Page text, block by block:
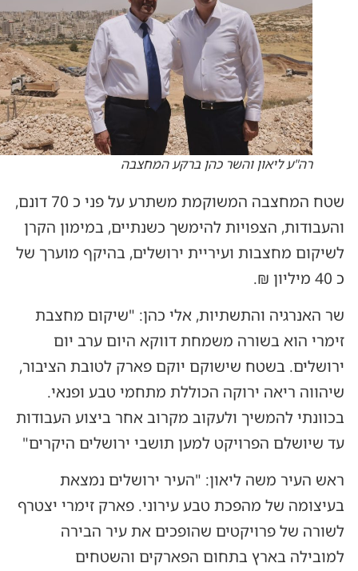
רה"ע ליאון והשר כהן ברקע המחצבה
שטח המחצבה המשוקמת משתרע על פני כ 70 דונם,
והעבודות, הצפויות להימשך כשנתיים, במימון הקרן
לשיקום מחצבות ועיריית ירושלים, בהיקף מוערך של
כ 40 מיליון ₪.
שר האנרגיה והתשתיות, אלי כהן: "שיקום מחצבת
זימרי הוא בשורה משמחת דווקא היום ערב יום
ירושלים. בשטח שישוקם יוקם פארק לטובת הציבור,
שיהווה ריאה ירוקה הכוללת מתחמי טבע ופנאי.
בכוונתי להמשיך ולעקוב מקרוב אחר ביצוע העבודות
עד שיושלם הפרויקט למען תושבי ירושלים היקרים"
ראש העיר משה ליאון: "העיר ירושלים נמצאת
בעיצומה של מהפכת טבע עירוני. פארק זימרי יצטרף
לשורה של פרויקטים שהופכים את עיר הבירה
למובילה בארץ בתחום הפארקים והשטחים